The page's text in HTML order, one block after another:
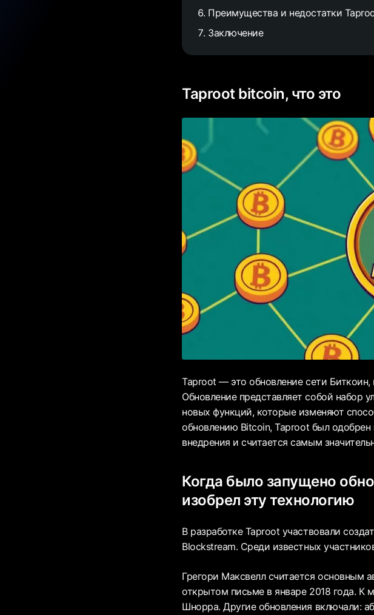
Преимущества и недостатки
Заключение
Taproot bitcoin, что это
Taproot — это обновление сети
Обновление представляет собой набор
новых функций, которые изменяют
обновлению Bitcoin, Taproot был
внедрения и считается самым
Когда было запущено
изобрел эту технологию
В разработке Taproot участвовали
Blockstream. Среди известных
Грегори Максвелл считается основным
открытом письме в январе 2018 года. К
Шнорра. Другие обновления включали: